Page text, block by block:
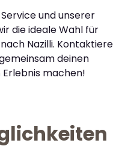
und unserer
die ideale Wahl für
Nazilli. Kontaktiere
deinen
machen!